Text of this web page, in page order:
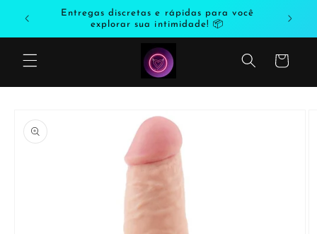
para o
Entregas discretas e rápidas para você
explorar sua intimidade! 📦
Carrinho
informação
do produto